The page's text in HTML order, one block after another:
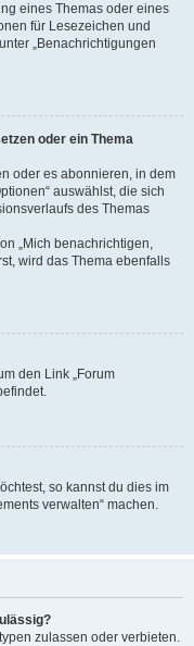
eines Themas oder eines
für Lesezeichen und
„Benachrichtigungen
oder ein Thema
oder es abonnieren, in dem
auswählst, die sich
des Themas
„Mich benachrichtigen,
wird das Thema ebenfalls
den Link „Forum
so kannst du dies im
verwalten“ machen.
zulassen oder verbieten.